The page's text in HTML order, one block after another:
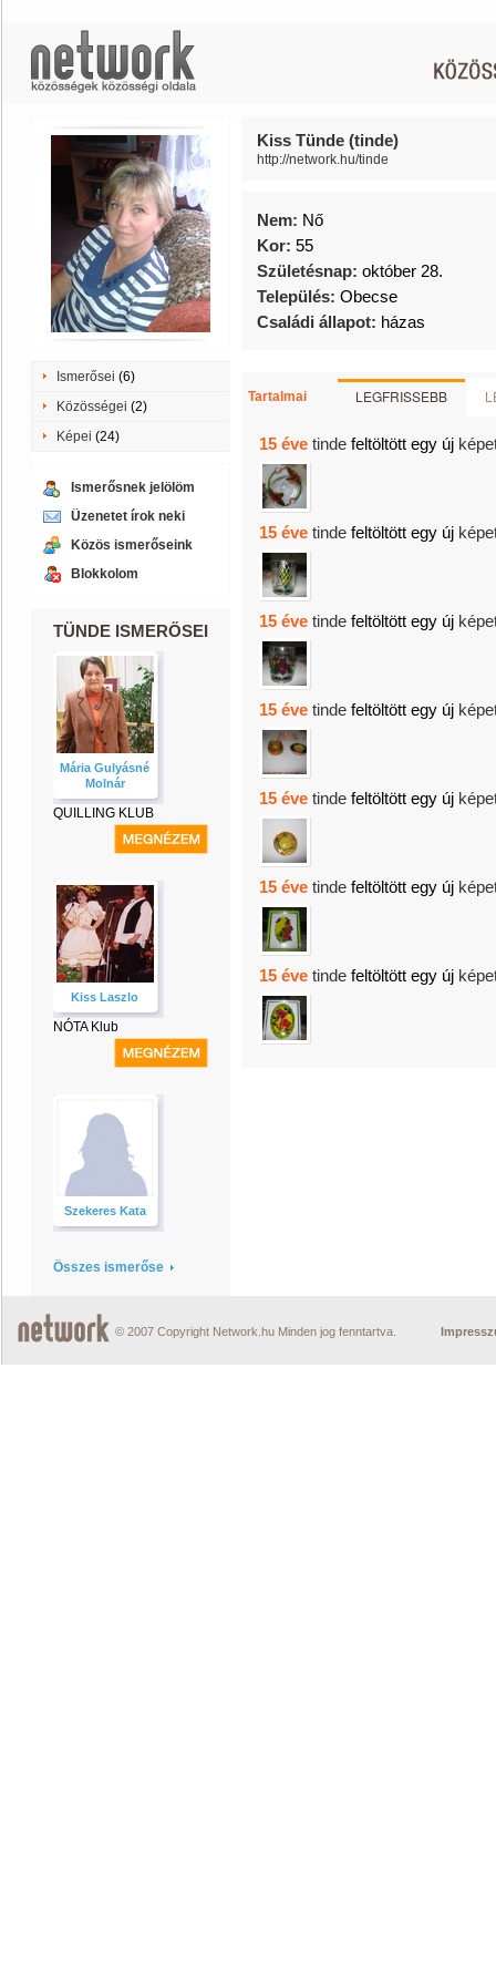
Ismerősei (6)
Közösségei (2)
Képei (24)
Ismerősnek jelölöm
Üzenetet írok neki
Közös ismerőseink
Blokkolom
TÜNDE ISMERŐSEI
Mária Gulyásné
Molnár
QUILLING KLUB
Kiss Laszlo
NÓTA Klub
Szekeres Kata
Összes ismerőse
Kiss Tünde (tinde)
http://network.hu/tinde
Nem: Nő
Kor: 55
Születésnap: október 28.
Település: Obecse
Családi állapot: házas
Tartalmai LEGFRISSEBB
15 éve tinde feltöltött egy új
15 éve tinde feltöltött egy új
15 éve tinde feltöltött egy új
15 éve tinde feltöltött egy új
15 éve tinde feltöltött egy új
15 éve tinde feltöltött egy új
15 éve tinde feltöltött egy új
© 2007 Copyright Network.hu Minden jog fenntartva.